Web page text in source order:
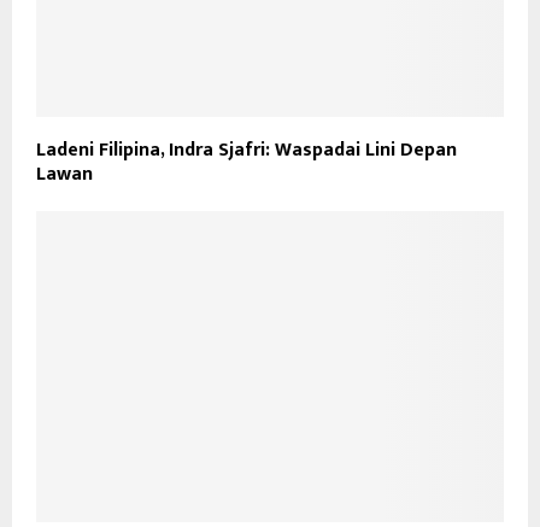
Ladeni Filipina, Indra Sjafri: Waspadai Lini Depan
Lawan